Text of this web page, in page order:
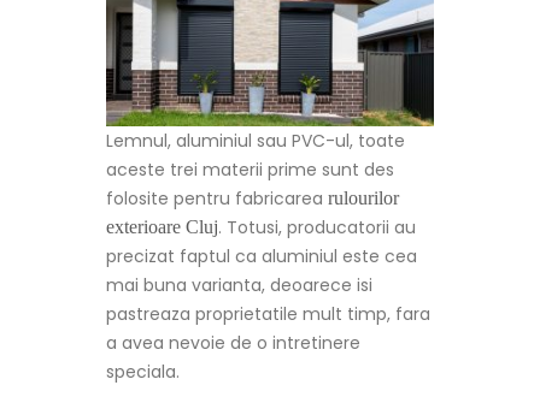
Lemnul, aluminiul sau PVC-ul, toate
aceste trei materii prime sunt des
folosite pentru fabricarea rulourilor
exterioare Cluj. Totusi, producatorii au
precizat faptul ca aluminiul este cea
mai buna varianta, deoarece isi
pastreaza proprietatile mult timp, fara
a avea nevoie de o intretinere
speciala.